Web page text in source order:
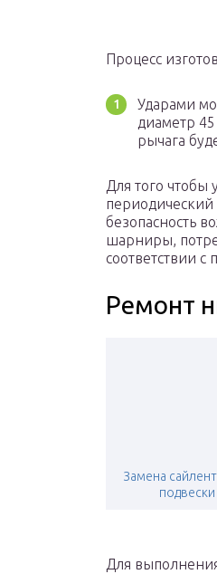
Процесс
Ударами
диаметр
рычага
Для того
периодический
безопасность
шарниры,
соответствии
Ремонт
Замена
подвески
Для